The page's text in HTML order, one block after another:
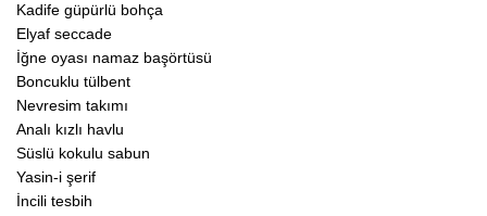
Kadife güpürlü bohça
Elyaf seccade
İğne oyası namaz başörtüsü
Boncuklu tülbent
Nevresim takımı
Analı kızlı havlu
Süslü kokulu sabun
Yasin-i şerif
İncili tesbih